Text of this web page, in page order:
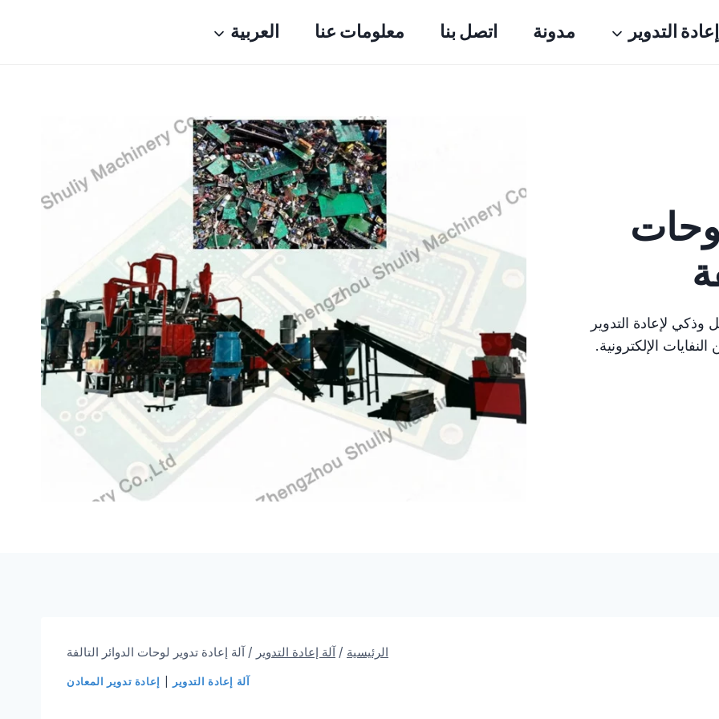
التدوير مدونة اتصل بنا معلومات عنا العربية
وذكي لإعادة التدوير
الإلكترونية.
الرئيسية / آلة إعادة التدوير / آلة إعادة تدوير لوحات الدوائر التالفة
آلة إعادة التدوير إعادة تدوير المعادن